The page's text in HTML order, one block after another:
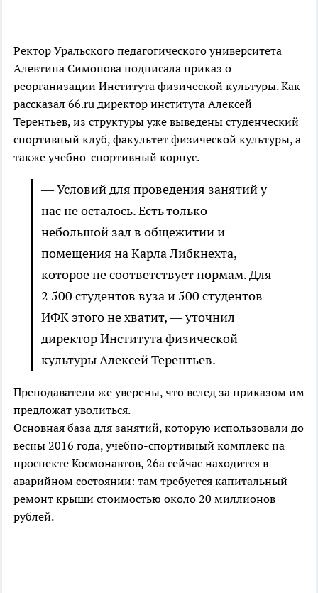
Ректор Уральского педагогического университета
Алевтина Симонова подписала приказ о
реорганизации Института физической культуры. Как
рассказал 66.ru директор института Алексей
Терентьев, из структуры уже выведены студенческий
спортивный клуб, факультет физической культуры, а
также учебно-спортивный корпус.
— Условий для проведения занятий у
нас не осталось. Есть только
небольшой зал в общежитии и
помещения на Карла Либкнехта,
которое не соответствует нормам. Для
2 500 студентов вуза и 500 студентов
ИФК этого не хватит, — уточнил
директор Института физической
культуры Алексей Терентьев.
Преподаватели же уверены, что вслед за приказом им
предложат уволиться.
Основная база для занятий, которую использовали до
весны 2016 года, учебно-спортивный комплекс на
проспекте Космонавтов, 26а сейчас находится в
аварийном состоянии: там требуется капитальный
ремонт крыши стоимостью около 20 миллионов
рублей.